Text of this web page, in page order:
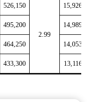
526,150
2.99
15,926
495,200 14,989
464,250 14,053
433,300 13,116